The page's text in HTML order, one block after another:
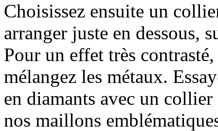
Choisissez ensuite un
arranger juste en dessous,
Pour un effet très
mélangez les métaux.
en diamants avec un
nos maillons